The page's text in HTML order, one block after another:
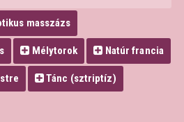
masszázs
Mélytorok Natúr francia
Tánc (sztriptíz)